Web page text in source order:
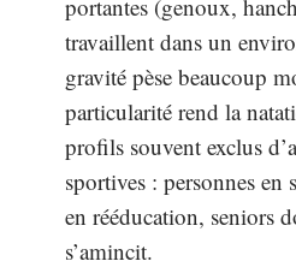
portantes (genoux,
travaillent dans un
gravité pèse beaucoup
particularité rend la
profils souvent exclus
sportives : personnes en
en rééducation, seniors
s’amincit.